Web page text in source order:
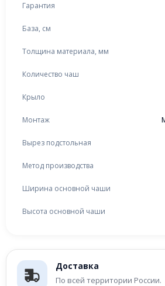
Доставка
По всей территории России.
Гарантия
База, см
Толщина материала, мм
Количество чаш
Крыло
Монтаж
Вырез подстольная
Метод производства
Ширина основной чаши
Высота основной чаши